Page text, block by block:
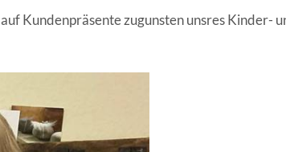
auf Kundenpräsente zugunsten unsres Kinder-